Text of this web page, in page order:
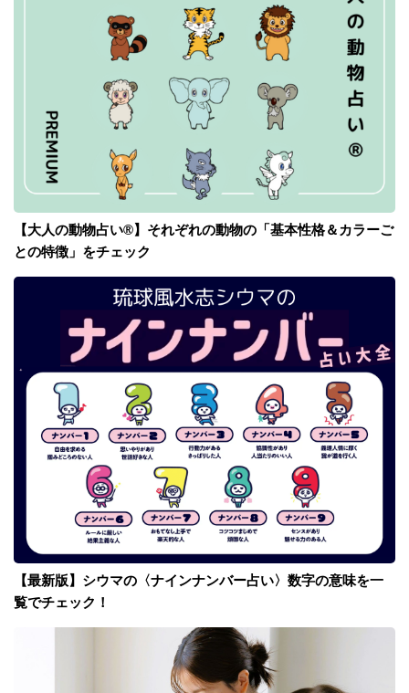
【大人の動物占い®】それぞれの動物の「基本性格＆カラーご
との特徴」をチェック
【最新版】シウマの〈ナインナンバー占い〉数字の意味を一
覧でチェック！